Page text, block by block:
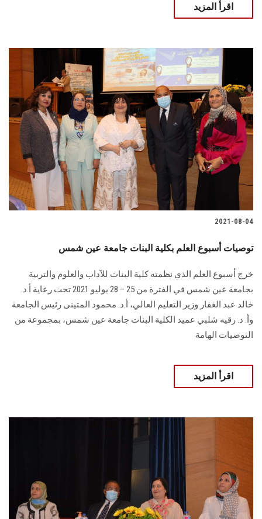
اقرأ المزيد
2021-08-04
توصيات أسبوع العلم بكلية البنات جامعة عين شمس
خرج أسبوع العلم الذي نظمته كلية البنات للآداب والعلوم والتربية
بجامعة عين شمس في الفترة من 25 – 28 يوليو 2021 تحت رعاية أ.د.
خالد عبد الغفار وزير التعليم العالي، أ.د. محمود المتينى رئيس الجامعة
وأ. د. رقيه شلبي عميد الكلية البنات جامعة عين شمس، بمجموعة من
التوصيات الهامة
اقرأ المزيد